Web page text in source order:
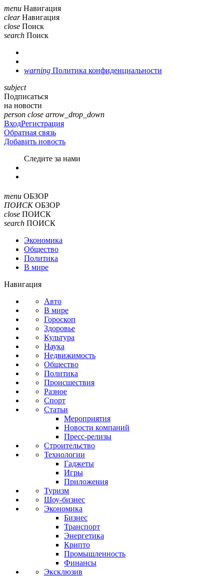
menu Навигация
clear Навигация
close Поиск
search Поиск
warning Политика конфиденциальности
subject
Подписаться
на новости
person close arrow_drop_down
ВходРегистрация
Обратная связь
Добавить новость
Cледите за нами
menu ОБЗОР
ПОИСК ОБЗОР
close ПОИСК
search ПОИСК
Экономика
Общество
Политика
В мире
Навигация
Авто
В мире
Гороскоп
Здоровье
Культура
Наука
Недвижимость
Общество
Политика
Происшествия
Разное
Спорт
Статьи
Мероприятия
Новости компаний
Пресс-релизы
Строительство
Технологии
Гаджеты
Игры
Приложения
Туризм
Шоу-бизнес
Экономика
Бизнес
Транспорт
Энергетика
Крипто
Промышленность
Финансы
Эксклюзив